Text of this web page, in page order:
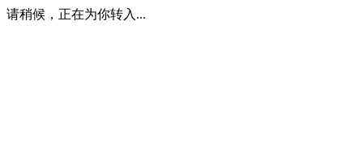
请稍候，正在为你转入...